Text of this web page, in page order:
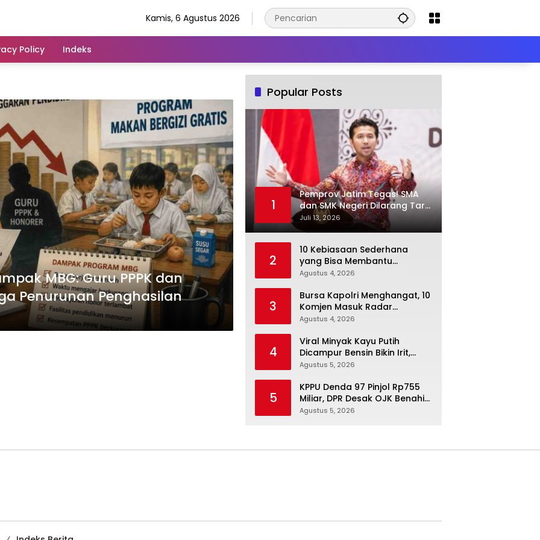
Kamis, 6 Agustus 2026
Policy Indeks
MBG: Guru PPPK dan
Penurunan Penghasilan
Popular Posts
1
Pemprov Jatim Tegas! SMA
dan SMK Negeri Dilarang Tarik
Iuran Wajib dan Paksa Beli
Seragam
Juli 13, 2026
2
10 Kebiasaan Sederhana
yang Bisa Membantu
Menurunkan Berat Badan
Agustus 4, 2026
3
Bursa Kapolri Menghangat, 10
Komjen Masuk Radar
Pengganti Listyo Sigit
Agustus 4, 2026
4
Viral Minyak Kayu Putih
Dicampur Bensin Bikin Irit,
Pakar IPB Buka Fakta
Agustus 5, 2026
5
KPPU Denda 97 Pinjol Rp755
Miliar, DPR Desak OJK Benahi
Tata Kelola dan Lindungi
Agustus 5, 2026